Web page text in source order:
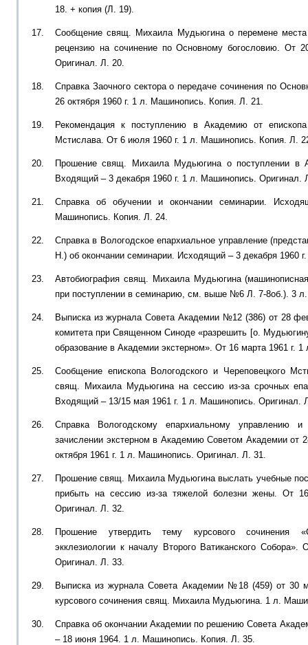
18. + копия (Л. 19).
Сообщение свящ. Михаила Мудьюгина о перемене места
рецензию на сочинение по Основному богословию. От
Оригинал. Л. 20.
Справка Заочного сектора о передаче сочинения по
26 октября 1960 г. 1 л. Машинопись. Копия. Л. 21.
Рекомендация к поступлению в Академию от епископа
Мстислава. От 6 июля 1960 г. 1 л. Машинопись. Копия. Л.
Прошение свящ. Михаила Мудьюгина о поступлении в
Входящий – 3 декабря 1960 г. 1 л. Машинопись. Оригинал.
Справка об обучении и окончании семинарии.
Машинопись. Копия. Л. 24.
Справка в Вологодское епархиальное управление
Н.) об окончании семинарии. Исходящий – 3 декабря 1960
Автобиография свящ. Михаила Мудьюгина
при поступлении в семинарию, см. выше №6 Л. 7-8об.). 3
Выписка из журнала Совета Академии №12 (386) от 28
комитета при Священном Синоде «разрешить [о.
образование в Академии экстерном». От 16 марта 1961 г.
Сообщение епископа Вологодского и Череповецкого
свящ. Михаила Мудьюгина на сессию из-за срочных
Входящий – 13/15 мая 1961 г. 1 л. Машинопись. Оригинал.
Справка Вологодскому епархиальному
зачислении экстерном в Академию Советом Академии от
октября 1961 г. 1 л. Машинопись. Оригинал. Л. 31.
Прошение свящ. Михаила Мудьюгина выслать учебные
прибыть на сессию из-за тяжелой болезни жены. От
Оригинал. Л. 32.
Прошение утвердить тему курсового сочинения
экклезиологии к началу Второго Ватиканского
Оригинал. Л. 33.
Выписка из журнала Совета Академии №18 (459) от 30
курсового сочинения свящ. Михаила Мудьюгина. 1 л.
Справка об окончании Академии по решению Совета
– 18 июня 1964. 1 л. Машинопись. Копия. Л. 35.